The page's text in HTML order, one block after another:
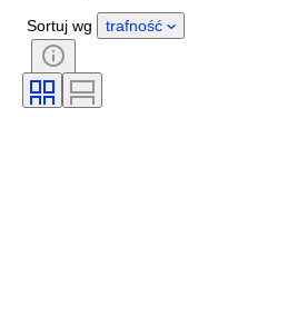
Stan
Certyfikacja
Podpis
Mechanizm zegarka
Sortuj wg trafność